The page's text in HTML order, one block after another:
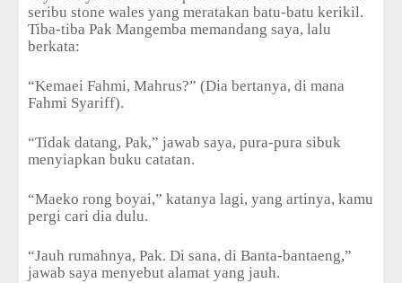
seribu stone wales yang meratakan batu-batu kerikil.
Tiba-tiba Pak Mangemba memandang saya, lalu
berkata:
“Kemaei Fahmi, Mahrus?” (Dia bertanya, di mana
Fahmi Syariff).
“Tidak datang, Pak,” jawab saya, pura-pura sibuk
menyiapkan buku catatan.
“Maeko rong boyai,” katanya lagi, yang artinya, kamu
pergi cari dia dulu.
“Jauh rumahnya, Pak. Di sana, di Banta-bantaeng,”
jawab saya menyebut alamat yang jauh.